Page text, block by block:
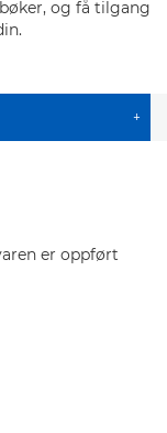
og få tilgang
+
er oppført